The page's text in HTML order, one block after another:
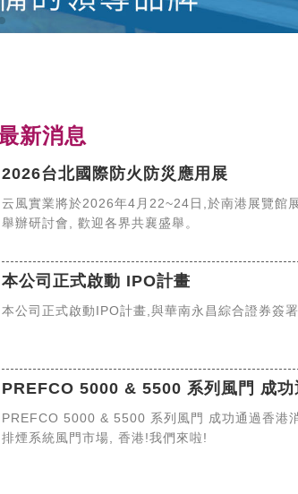
新消息
2026台北國際防火防災應用展
云風實業將於2026年4月22~24日,於南港展覽館
舉辦研討會, 歡迎各界共襄盛舉。
本公司正式啟動 IPO計畫
本公司正式啟動IPO計畫,與華南永昌綜合證券簽
PREFCO 5000 & 5500 系列風門 成功
PREFCO 5000 & 5500 系列風門 成功通過香港
排煙系統風門市場, 香港!我們來啦!